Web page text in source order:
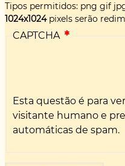
Tipos permitidos: png gif
1024x1024pixels serão
CAPTCHA
Esta questão é para
visitante humano e
automáticas de spam.